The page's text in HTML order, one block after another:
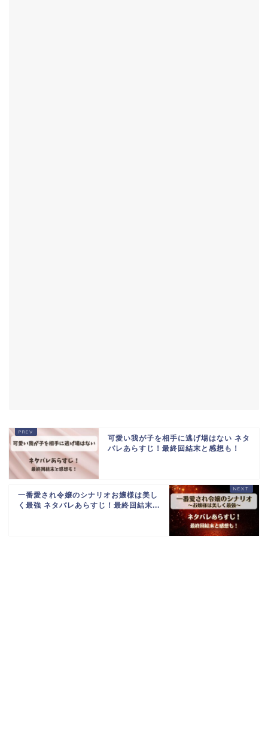
可愛い我が子を相手に逃げ場はない ネタ
バレあらすじ！最終回結末と感想も！
一番愛され令嬢のシナリオお嬢様は美し
く最強 ネタバレあらすじ！最終回結末...